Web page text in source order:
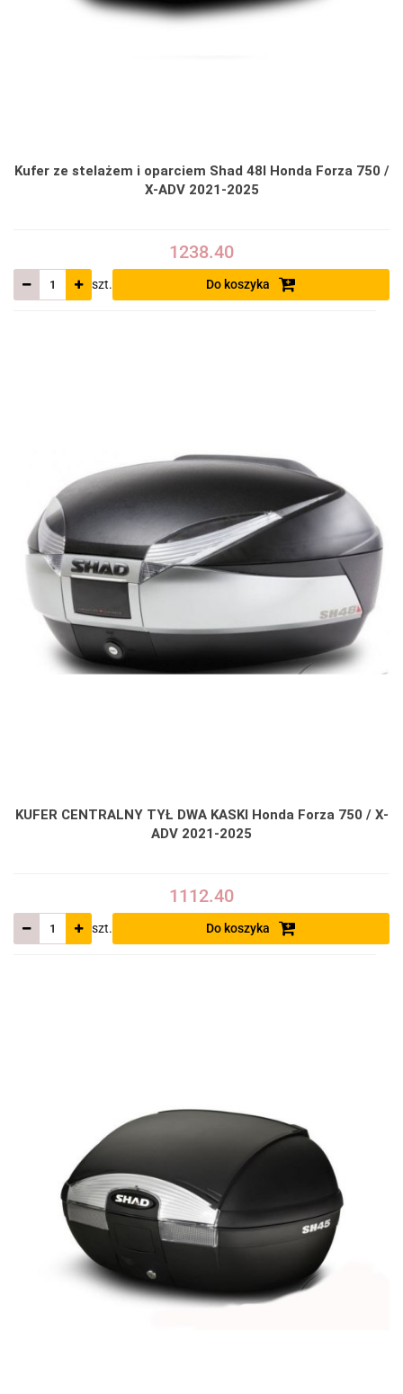
Kufer ze stelażem i oparciem Shad 48l Honda Forza 750 /
X-ADV 2021-2025
1238.40
szt. Do koszyka
KUFER CENTRALNY TYŁ DWA KASKI Honda Forza 750 / X-
ADV 2021-2025
1112.40
szt. Do koszyka